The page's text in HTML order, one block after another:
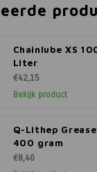
Chainlube XS
Liter
€42,15
Bekijk product
Q-Lithep Grease
400 gram
€8,40